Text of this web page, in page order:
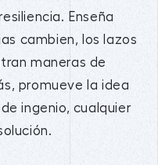
Enseña
cambien, los lazos
maneras de
promueve la idea
ingenio, cualquier